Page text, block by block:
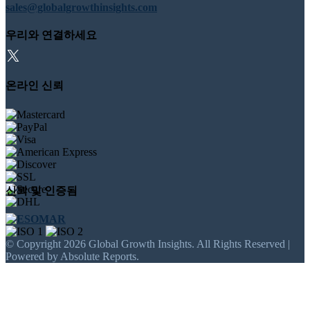
sales@globalgrowthinsights.com
우리와 연결하세요
온라인 신뢰
신뢰 및 인증됨
© Copyright 2026 Global Growth Insights. All Rights Reserved |
Powered by Absolute Reports.